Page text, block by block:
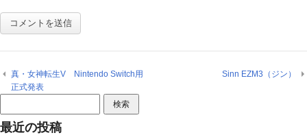
真・女神転生V Nintendo Switch用
正式発表
Sinn EZM3（ジン）
索:
最近の投稿